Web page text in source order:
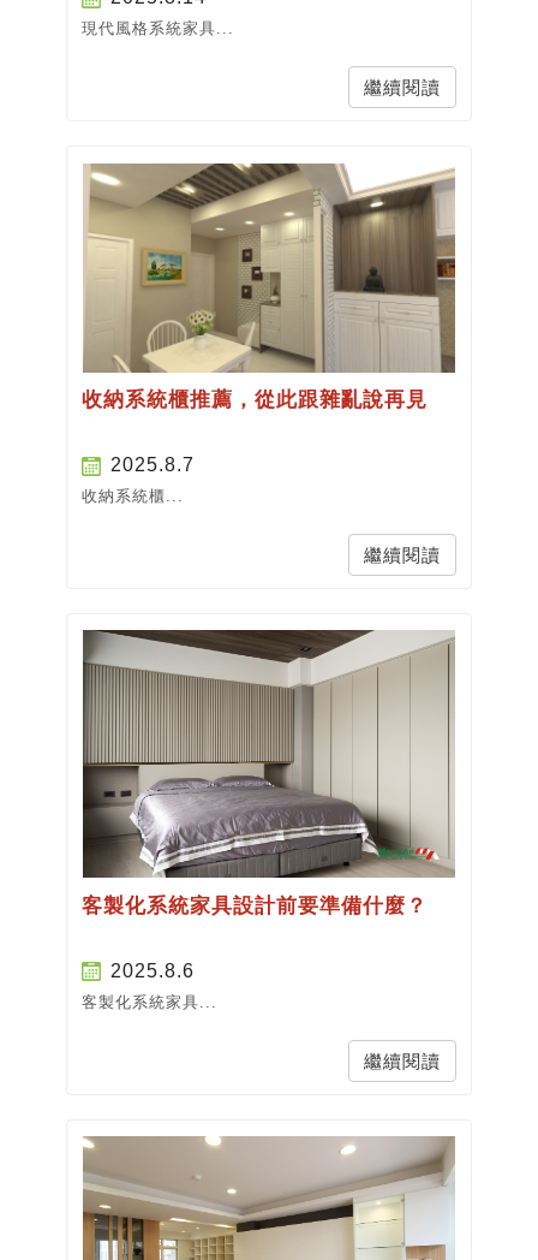
現代風格系統家具...
繼續閱讀
收納系統櫃推薦，從此跟雜亂說再見
2025.8.7
收納系統櫃...
繼續閱讀
客製化系統家具設計前要準備什麼？
2025.8.6
客製化系統家具...
繼續閱讀